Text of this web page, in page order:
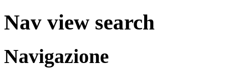
Nav view search
Navigazione